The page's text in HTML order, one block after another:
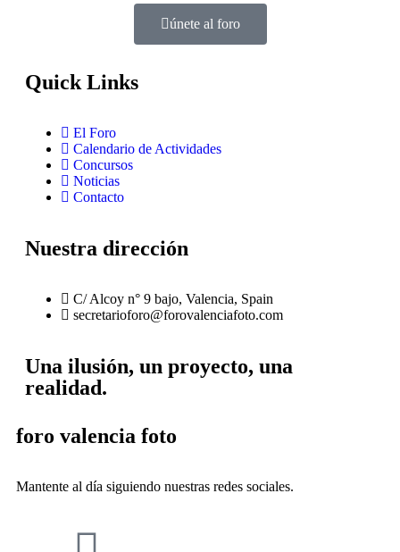
únete al foro
foro valencia foto
Mantente al día siguiendo nuestras redes sociales.
Quick Links
El Foro
Calendario de Actividades
Concursos
Noticias
Contacto
Nuestra dirección
C/ Alcoy n° 9 bajo, Valencia, Spain
secretarioforo@forovalenciafoto.com
Una ilusión, un proyecto, una
realidad.